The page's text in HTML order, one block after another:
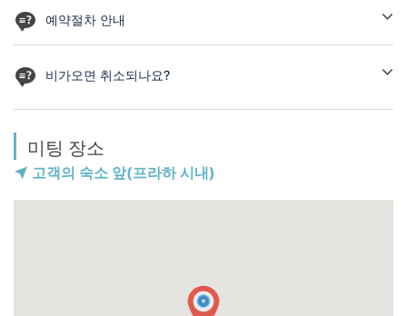
✔ 상기프로그램은 예약보증금만 입금 후, 예약확정 가능한 상품입
✔ 사전결제 100%로 진행을 원하실 경우, 가능합니다.
🔶이미 지불하신 예약 보증금은
투어 후 24시간내, 100% 재입금 해드립니다🔶
사전결제 100%로 입금하신 분은 현장에서 결제할 비용은 전혀 없습
예약절차 안내
2. 개인 프로필의 예약내역에서 청구서 확인 후, 예약금 입금하기
4. 즐거운 마음으로 여행준비 하기
비가오면 취소되나요?
아닙니다.
걷기 어려울 정도의 폭풍이거나 강풍주의보가 뜨지 않는 이상, 비가
오는 중에도 투어는 진행됩니다.
예쁜 노랑색 우비를 준비해서 드리고 있습니다.
미팅 장소
고객의 숙소 앞(프라하 시내)